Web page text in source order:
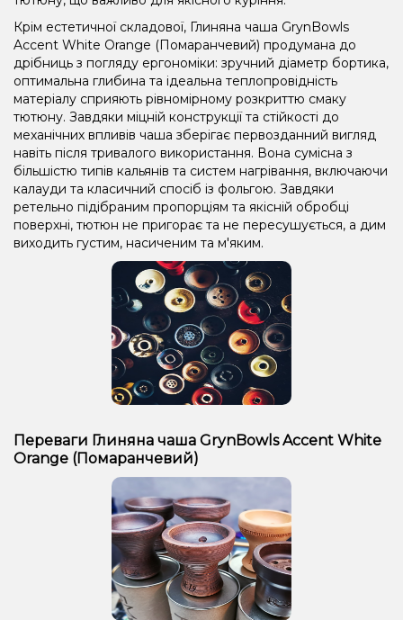
Крім естетичної складової, Глиняна чаша GrynBowls
Accent White Orange (Помаранчевий) продумана до
дрібниць з погляду ергономіки: зручний діаметр бортика,
оптимальна глибина та ідеальна теплопровідність
матеріалу сприяють рівномірному розкриттю смаку
тютюну. Завдяки міцній конструкції та стійкості до
механічних впливів чаша зберігає первозданний вигляд
навіть після тривалого використання. Вона сумісна з
більшістю типів кальянів та систем нагрівання, включаючи
калауди та класичний спосіб із фольгою. Завдяки
ретельно підібраним пропорціям та якісній обробці
поверхні, тютюн не пригорає та не пересушується, а дим
виходить густим, насиченим та м'яким.
Переваги Глиняна чаша GrynBowls Accent White
Orange (Помаранчевий)